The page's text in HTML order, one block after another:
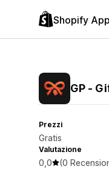
Shopify
GP ‑
Prezzi
Gratis
Valutazione
0,0 (0